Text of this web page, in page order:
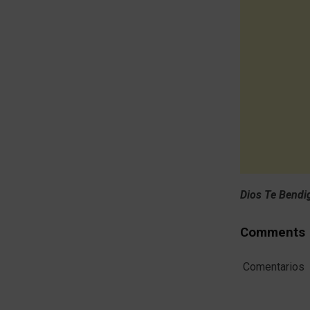
Dios Te
Comments
Comentarios